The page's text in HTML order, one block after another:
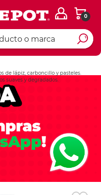
0
de lápiz, carboncillo y pasteles.
suaves y degradados.
Ingresar Codigo